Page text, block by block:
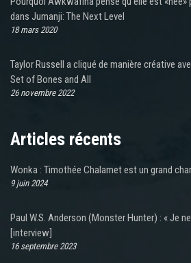
dans Jumanji: The Next Level
18 mars 2020
Taylor Russell a cliqué de manière créative
Set of Bones and All
26 novembre 2022
Articles récents
Wonka : Timothée Chalamet est un grand
9 juin 2024
Paul W.S. Anderson (Monster Hunter) : « Je
[interview]
16 septembre 2023